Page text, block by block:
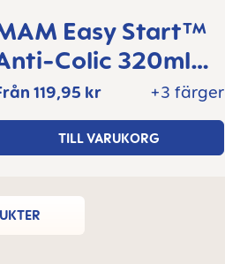
Easy Start™
Colic 320ml
4+
1 del
+3 färger
119,95 kr
TILL VARUKORG